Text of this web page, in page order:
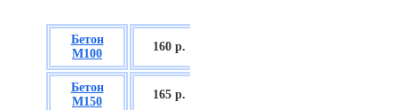
Бетон
М100
160 р.
Бетон
М150
165 р.